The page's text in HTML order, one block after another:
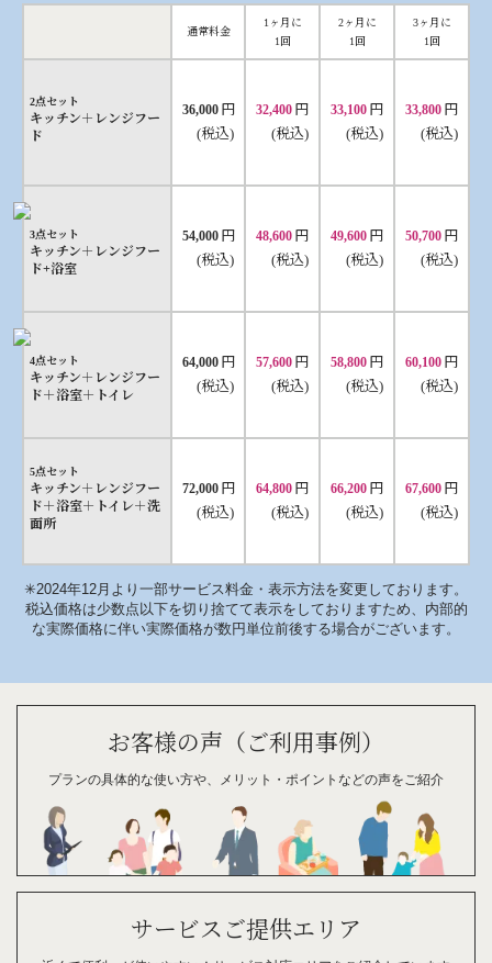
通常料金
1ヶ月に
1回
2ヶ月に
1回
3ヶ月に
1回
2点セット
キッチン＋レンジフー
ド
36,000 円
(税込)
32,400 円
(税込)
33,100 円
(税込)
33,800 円
(税込)
3点セット
キッチン＋レンジフー
ド+浴室
54,000 円
(税込)
48,600 円
(税込)
49,600 円
(税込)
50,700 円
(税込)
4点セット
キッチン＋レンジフー
ド＋浴室＋トイレ
64,000 円
(税込)
57,600 円
(税込)
58,800 円
(税込)
60,100 円
(税込)
5点セット
キッチン＋レンジフー
ド＋浴室＋トイレ＋洗
面所
72,000 円
(税込)
64,800 円
(税込)
66,200 円
(税込)
67,600 円
(税込)
✳︎2024年12月より一部サービス料金・表示方法を変更しております。
税込価格は少数点以下を切り捨てて表示をしておりますため、内部的
な実際価格に伴い実際価格が数円単位前後する場合がございます。
お客様の声（ご利用事例）
プランの具体的な使い方や、 メリット・ ポイントなどの声をご紹介
サービスご提供エリア